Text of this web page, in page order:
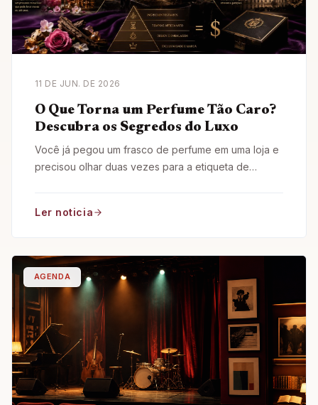
11 DE JUN. DE 2026
O Que Torna um Perfume Tão Caro?
Descubra os Segredos do Luxo
Você já pegou um frasco de perfume em uma loja e
precisou olhar duas vezes para a etiqueta de
Ler noticia
AGENDA